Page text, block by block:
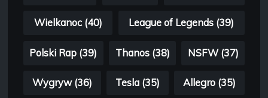
Wielkanoc (40) League of Legends (39)
Polski Rap (39) Thanos (38) NSFW (37)
Wygryw (36) Tesla (35) Allegro (35)